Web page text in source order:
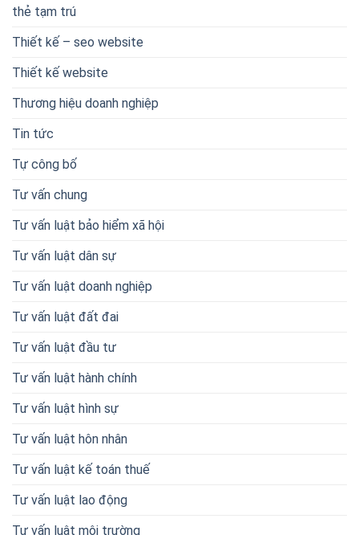
thẻ tạm trú
Thiết kế – seo website
Thiết kế website
Thương hiệu doanh nghiệp
Tin tức
Tự công bố
Tư vấn chung
Tư vấn luật bảo hiểm xã hội
Tư vấn luật dân sự
Tư vấn luật doanh nghiệp
Tư vấn luật đất đai
Tư vấn luật đầu tư
Tư vấn luật hành chính
Tư vấn luật hình sự
Tư vấn luật hôn nhân
Tư vấn luật kế toán thuế
Tư vấn luật lao động
Tư vấn luật môi trường